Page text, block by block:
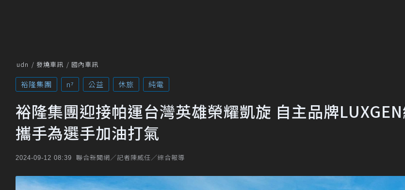
udn 發燒車訊 國內車訊
裕隆集團 n⁷ 公益 休旅 純電
裕隆集團迎接帕運台灣英雄榮耀凱旋 自主品牌
攜手為選手加油打氣
2024-09-12 08:39 聯合新聞網／記者陳威任／綜合報導